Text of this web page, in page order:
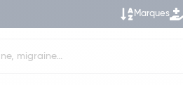
Marques